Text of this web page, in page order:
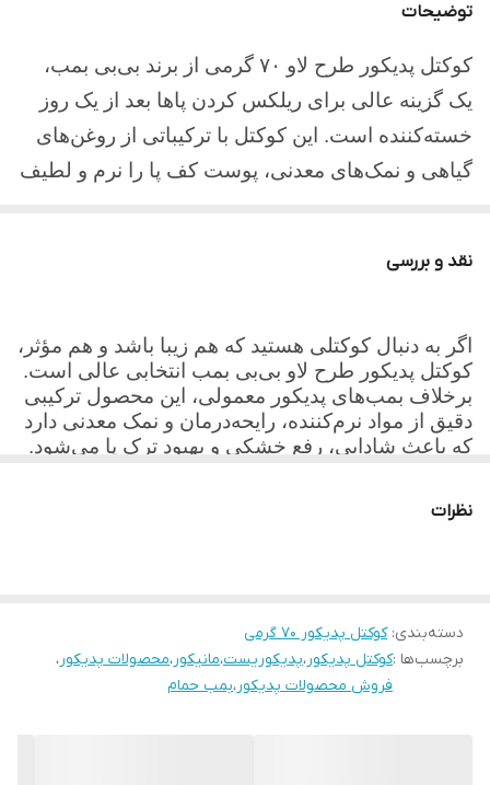
توضیحات
کوکتل پدیکور طرح لاو ۷۰ گرمی از برند بی‌بی بمب،
یک گزینه عالی برای ریلکس کردن پاها بعد از یک روز
خسته‌کننده است. این کوکتل با ترکیباتی از روغن‌های
گیاهی و نمک‌های معدنی، پوست کف پا را نرم و لطیف
آبرسان و نرم‌کننده پوست پا
حاوی روغن‌های طبیعی و نمک دریا
خوشبوکننده و ضدباکتری طبیعی
طرز استفاده:
نقد و بررسی
اگر به دنبال کوکتلی هستید که هم زیبا باشد و هم مؤثر،
کوکتل پدیکور طرح لاو بی‌بی بمب انتخابی عالی است.
برخلاف بمب‌های پدیکور معمولی، این محصول ترکیبی
دقیق از مواد نرم‌کننده، رایحه‌درمان و نمک معدنی دارد
که باعث شادابی، رفع خشکی و بهبود ترک پا می‌شود.
نظرات
دسته‌بندی:کوکتل پدیکور 70 گرمی
برچسب‌ها :کوکتل پدیکور،پدیکوریست،مانیکور،محصولات پدیکور،
فروش محصولات پدیکور،بمب حمام